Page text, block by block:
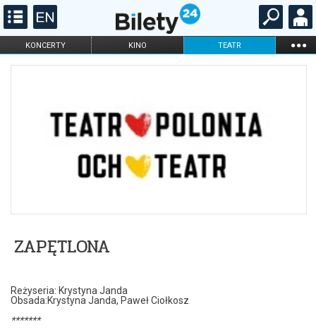
KONCERTY KINO TEATR ...
FILHARMONIA OPERA I BALET
ZAPĘTLONA
Reżyseria: Krystyna Janda
Obsada:Krystyna Janda, Paweł Ciołkosz
*******